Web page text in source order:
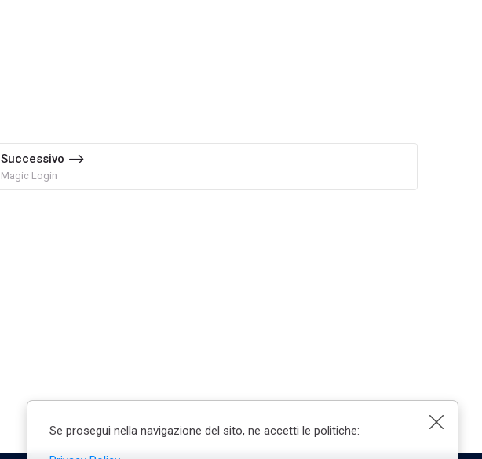
Se prosegui nella navigazione del sito, ne accetti le politiche: Chiudi
Successivo
Magic Login